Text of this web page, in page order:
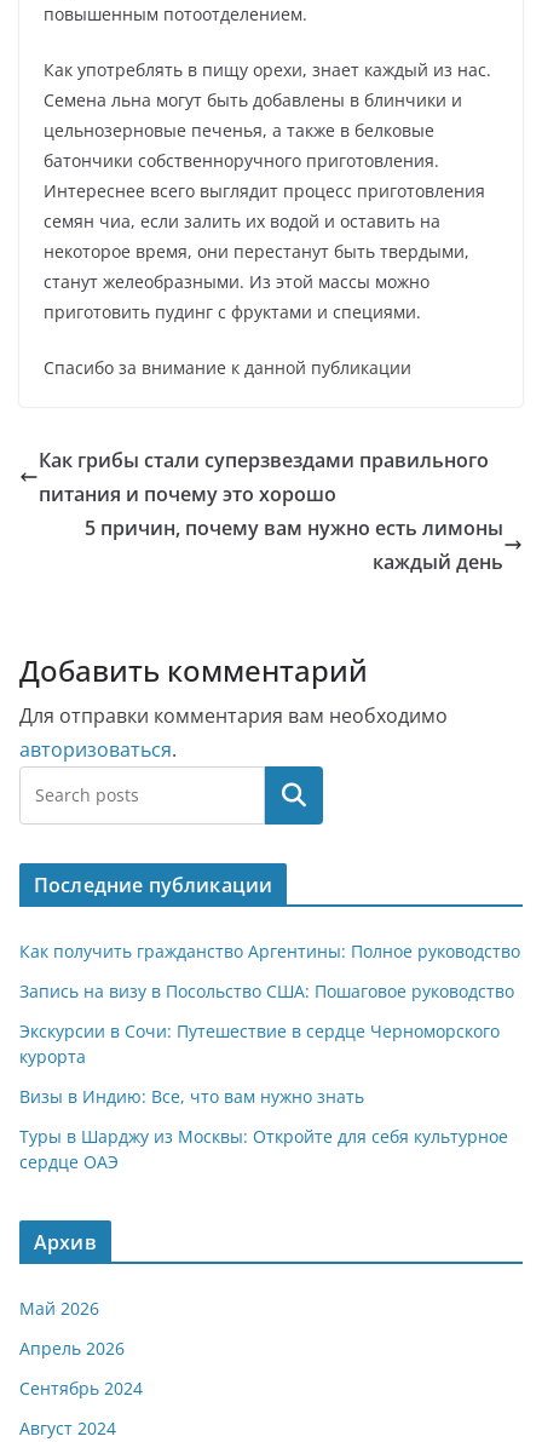
повышенным потоотделением.
Как употреблять в пищу орехи, знает каждый из нас.
Семена льна могут быть добавлены в блинчики и
цельнозерновые печенья, а также в белковые
батончики собственноручного приготовления.
Интереснее всего выглядит процесс приготовления
семян чиа, если залить их водой и оставить на
некоторое время, они перестанут быть твердыми,
станут желеобразными. Из этой массы можно
приготовить пудинг с фруктами и специями.
Спасибо за внимание к данной публикации
Как грибы стали суперзвездами правильного
питания и почему это хорошо
5 причин, почему вам нужно есть лимоны
каждый день
Добавить комментарий
Для отправки комментария вам необходимо
авторизоваться.
Поиск
Последние публикации
Как получить гражданство Аргентины: Полное руководство
Запись на визу в Посольство США: Пошаговое руководство
Экскурсии в Сочи: Путешествие в сердце Черноморского
курорта
Визы в Индию: Все, что вам нужно знать
Туры в Шарджу из Москвы: Откройте для себя культурное
сердце ОАЭ
Архив
Май 2026
Апрель 2026
Сентябрь 2024
Август 2024